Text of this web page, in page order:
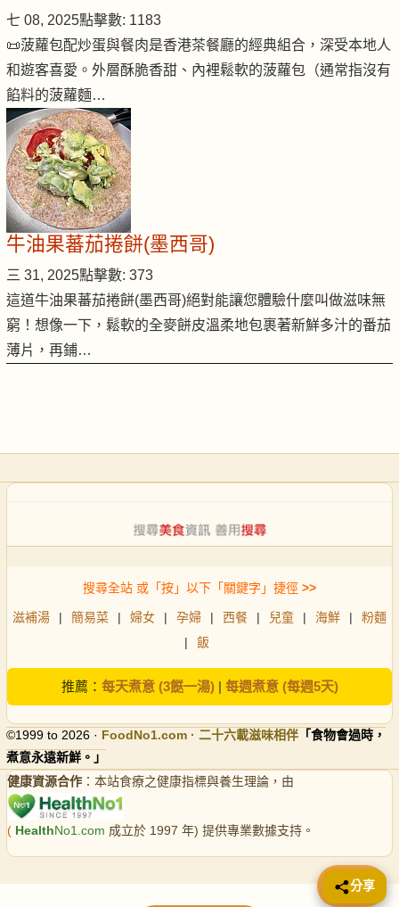
七 08, 2025點擊數: 1183
📜菠蘿包配炒蛋與餐肉是香港茶餐廳的經典組合，深受本地人
和遊客喜愛。外層酥脆香甜、內裡鬆軟的菠蘿包（通常指沒有
餡料的菠蘿麵…
牛油果蕃茄捲餅(墨西哥)
三 31, 2025點擊數: 373
這道牛油果蕃茄捲餅(墨西哥)絕對能讓您體驗什麼叫做滋味無
窮！想像一下，鬆軟的全麥餅皮溫柔地包裹著新鮮多汁的番茄
薄片，再鋪…
搜尋全站 或「按」以下「關鍵字」捷徑 >>
滋補湯 | 簡易菜 | 婦女 | 孕婦 | 西餐 | 兒童 | 海鮮 |
粉麵
|
飯
推薦： 每天煮意 (3餸一湯)| 每週煮意 (每週5天)
©1999 to 2026 · FoodNo1.com · 二十六載滋味相伴 「食物會過時，
煮意永遠新鮮。」
健康資源合作 ：本站食療之健康指標與養生理論，由
( HealthNo1.com 成立於 1997 年) 提供專業數據支持。
📤 分享
分享